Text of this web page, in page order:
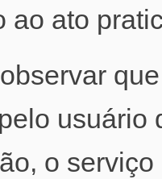
ao ato
usuário
o